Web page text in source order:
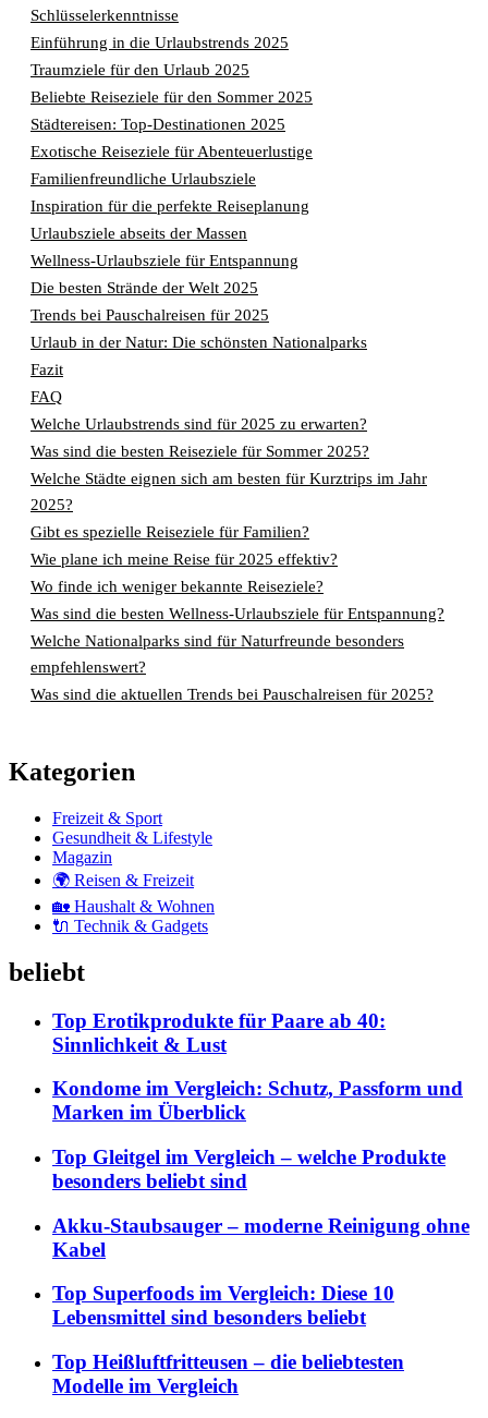
Schlüsselerkenntnisse
Einführung in die Urlaubstrends 2025
Traumziele für den Urlaub 2025
Beliebte Reiseziele für den Sommer 2025
Städtereisen: Top-Destinationen 2025
Exotische Reiseziele für Abenteuerlustige
Familienfreundliche Urlaubsziele
Inspiration für die perfekte Reiseplanung
Urlaubsziele abseits der Massen
Wellness-Urlaubsziele für Entspannung
Die besten Strände der Welt 2025
Trends bei Pauschalreisen für 2025
Urlaub in der Natur: Die schönsten Nationalparks
Fazit
FAQ
Welche Urlaubstrends sind für 2025 zu erwarten?
Was sind die besten Reiseziele für Sommer 2025?
Welche Städte eignen sich am besten für Kurztrips im Jahr
2025?
Gibt es spezielle Reiseziele für Familien?
Wie plane ich meine Reise für 2025 effektiv?
Wo finde ich weniger bekannte Reiseziele?
Was sind die besten Wellness-Urlaubsziele für Entspannung?
Welche Nationalparks sind für Naturfreunde besonders
empfehlenswert?
Was sind die aktuellen Trends bei Pauschalreisen für 2025?
Kategorien
Freizeit & Sport
Gesundheit & Lifestyle
Magazin
🌍 Reisen & Freizeit
🏡 Haushalt & Wohnen
🔌 Technik & Gadgets
beliebt
Top Erotikprodukte für Paare ab 40:
Sinnlichkeit & Lust
Kondome im Vergleich: Schutz, Passform und
Marken im Überblick
Top Gleitgel im Vergleich – welche Produkte
besonders beliebt sind
Akku-Staubsauger – moderne Reinigung ohne
Kabel
Top Superfoods im Vergleich: Diese 10
Lebensmittel sind besonders beliebt
Top Heißluftfritteusen – die beliebtesten
Modelle im Vergleich